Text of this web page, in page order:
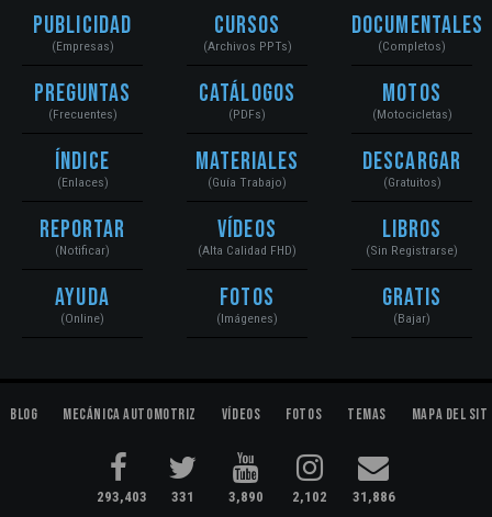
Publicidad
(Empresas)
Preguntas
(Frecuentes)
Índice
(Enlaces)
Reportar
(Notificar)
Ayuda
(Online)
Cursos
(Archivos PPTs)
Catálogos
(PDFs)
Materiales
(Guía Trabajo)
Vídeos
(Alta Calidad FHD)
Fotos
(Imágenes)
Documentales
(Completos)
Motos
(Motocicletas)
Descargar
(Gratuitos)
Libros
(Sin Registrarse)
Gratis
(Bajar)
Blog Mecánica Automotriz Vídeos Fotos Temas Mapa del
293,403 331 3,890 2,102 31,886